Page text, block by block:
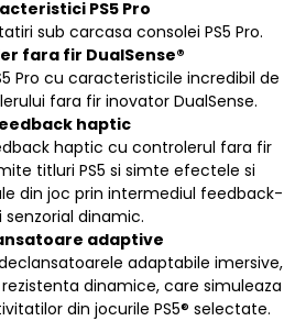
PS5 Pro
sub carcasa consolei PS5 Pro.
fara fir DualSense®
Pro cu caracteristicile incredibil de
fara fir inovator DualSense.
haptic
haptic cu controlerul fara fir
titluri PS5 si simte efectele si
din joc prin intermediul feedback-
senzorial dinamic.
adaptive
adaptabile imersive,
dinamice, care simuleaza
din jocurile PS5® selectate.